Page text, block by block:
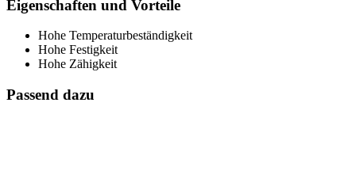
Eigenschaften und Vorteile
Hohe Temperaturbeständigkeit
Hohe Festigkeit
Hohe Zähigkeit
Passend dazu